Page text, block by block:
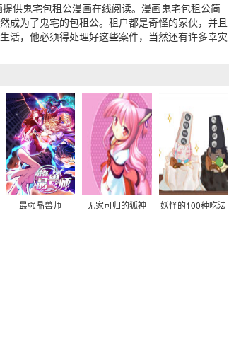
供鬼宅包租公漫画在线阅读。漫画鬼宅包租公简
成为了鬼宅的包租公。租户都是奇怪的家伙，并且
活，他必须得处理好这些案件，当然还有许多幸灾
最强晶兽师 无家可归的狐神 妖怪的100种吃法